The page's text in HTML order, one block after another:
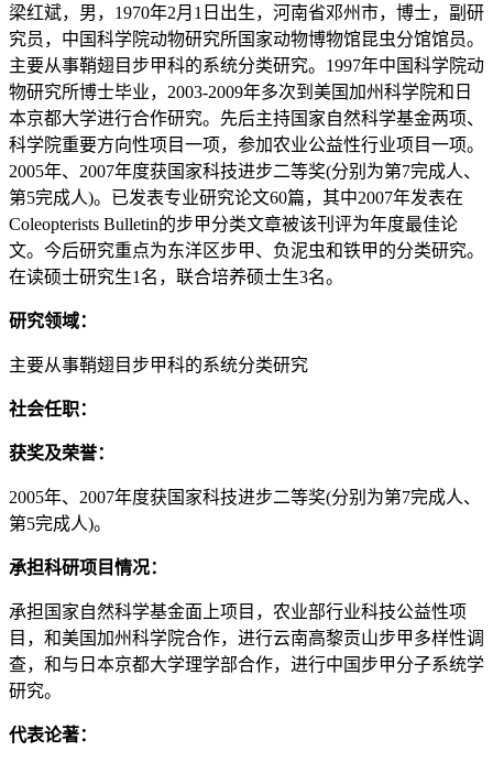
梁红斌，男，1970年2月1日出生，河南省邓州市，博士，副研
究员，中国科学院动物研究所国家动物博物馆昆虫分馆馆员。
主要从事鞘翅目步甲科的系统分类研究。1997年中国科学院动
物研究所博士毕业，2003-2009年多次到美国加州科学院和日
本京都大学进行合作研究。先后主持国家自然科学基金两项、
科学院重要方向性项目一项，参加农业公益性行业项目一项。
2005年、2007年度获国家科技进步二等奖(分别为第7完成人、
第5完成人)。已发表专业研究论文60篇，其中2007年发表在
Coleopterists Bulletin的步甲分类文章被该刊评为年度最佳论
文。今后研究重点为东洋区步甲、负泥虫和铁甲的分类研究。
在读硕士研究生1名，联合培养硕士生3名。
研究领域：
主要从事鞘翅目步甲科的系统分类研究
社会任职：
获奖及荣誉：
2005年、2007年度获国家科技进步二等奖(分别为第7完成人、
第5完成人)。
承担科研项目情况：
承担国家自然科学基金面上项目，农业部行业科技公益性项
目，和美国加州科学院合作，进行云南高黎贡山步甲多样性调
查，和与日本京都大学理学部合作，进行中国步甲分子系统学
研究。
代表论著：